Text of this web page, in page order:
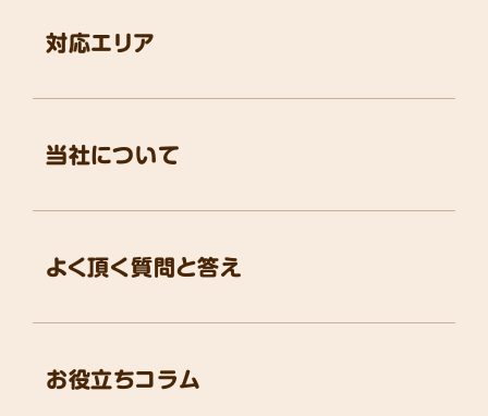
お役立ちコラム
よく頂く質問と答え
対応エリア
当社について